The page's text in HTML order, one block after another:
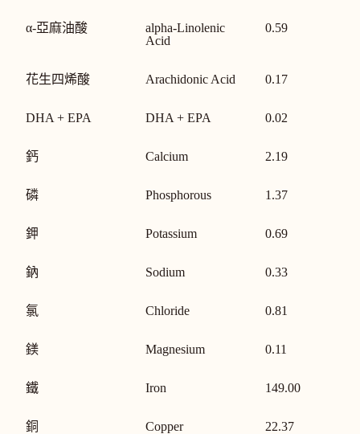
α-亞麻油酸
alpha-Linolenic
Acid
0.59
花生四烯酸 Arachidonic Acid 0.17
DHA + EPA DHA + EPA 0.02
鈣 Calcium 2.19
磷 Phosphorous 1.37
鉀 Potassium 0.69
鈉 Sodium 0.33
氯 Chloride 0.81
鎂 Magnesium 0.11
鐵 Iron 149.00
銅 Copper 22.37